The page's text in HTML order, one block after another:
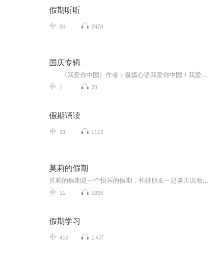
假期听听
50 2478
国庆专辑
1 78
假期诵读
33 1112
莫莉的假期
11 1005
假期学习
410 1.4万